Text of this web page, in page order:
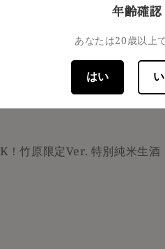
存地区は「都市景観100選」
お越しくださいませ。
とは異なり藤井酒造オンラ
りません。
よう、お願い申し上げます。
！竹原限定Ver. 特別純米生酒
年齢確認
あなたは20歳以上
はい